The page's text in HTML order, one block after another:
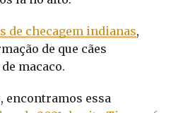
de checagem indianas,
de que cães
macaco.
encontramos essa